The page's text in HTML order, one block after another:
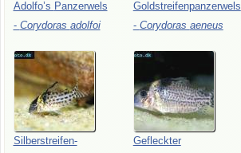
Adolfo’s Panzerwels
- Corydoras adolfoi
Goldstreifenpanzerwels
- Corydoras aeneus
Silberstreifen-
Gefleckter